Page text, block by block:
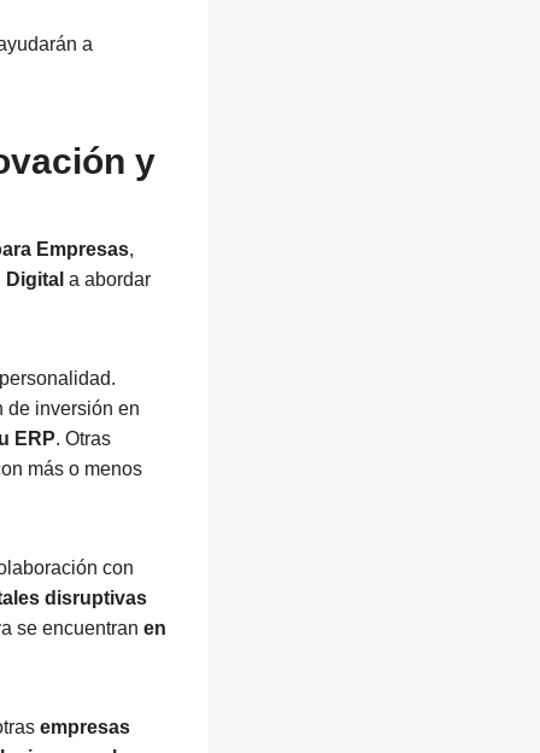
a
y
Empresas,
a abordar
de inversión en
ERP. Otras
más o menos
con
disruptivas
se encuentran en
empresas